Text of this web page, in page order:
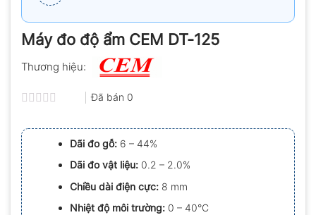
Máy đo độ ẩm CEM DT-125
Thương hiệu:
xếp
hạng
0.0
5
sao
Đã bán 0
Dãi đo gỗ: 6 – 44%
Dãi đo vật liệu: 0.2 – 2.0%
Chiều dài điện cực: 8 mm
Nhiệt độ môi trường: 0 – 40°C